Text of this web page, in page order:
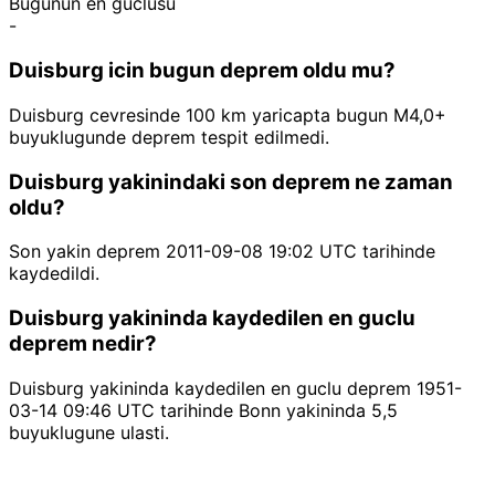
-
Duisburg icin bugun deprem oldu mu?
Duisburg cevresinde 100 km yaricapta bugun M4,0+
buyuklugunde deprem tespit edilmedi.
Duisburg yakinindaki son deprem ne zaman
oldu?
Son yakin deprem 2011-09-08 19:02 UTC tarihinde
kaydedildi.
Duisburg yakininda kaydedilen en guclu
deprem nedir?
Duisburg yakininda kaydedilen en guclu deprem 1951-
03-14 09:46 UTC tarihinde Bonn yakininda 5,5
buyuklugune ulasti.